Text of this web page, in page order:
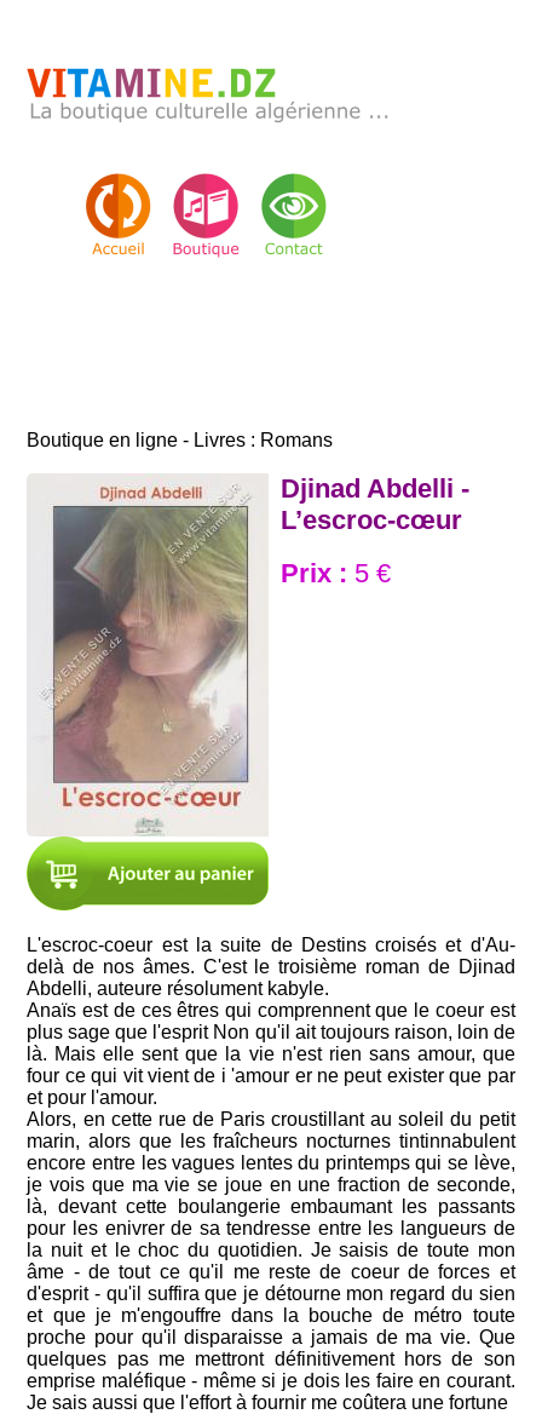
Boutique en ligne - Livres : Romans
Djinad Abdelli -
L’escroc-cœur
Prix : 5 €
L'escroc-coeur est la suite de Destins croisés et d'Au-
delà de nos âmes. C'est le troisième roman de Djinad
Abdelli, auteure résolument kabyle.
Anaïs est de ces êtres qui comprennent que le coeur est
plus sage que l'esprit Non qu'il ait toujours raison, loin de
là. Mais elle sent que la vie n'est rien sans amour, que
four ce qui vit vient de i 'amour er ne peut exister que par
et pour l'amour.
Alors, en cette rue de Paris croustillant au soleil du petit
marin, alors que les fraîcheurs nocturnes tintinnabulent
encore entre les vagues lentes du printemps qui se lève,
je vois que ma vie se joue en une fraction de seconde,
là, devant cette boulangerie embaumant les passants
pour les enivrer de sa tendresse entre les langueurs de
la nuit et le choc du quotidien. Je saisis de toute mon
âme - de tout ce qu'il me reste de coeur de forces et
d'esprit - qu'il suffira que je détourne mon regard du sien
et que je m'engouffre dans la bouche de métro toute
proche pour qu'il disparaisse a jamais de ma vie. Que
quelques pas me mettront définitivement hors de son
emprise maléfique - même si je dois les faire en courant.
Je sais aussi que l'effort à fournir me coûtera une fortune